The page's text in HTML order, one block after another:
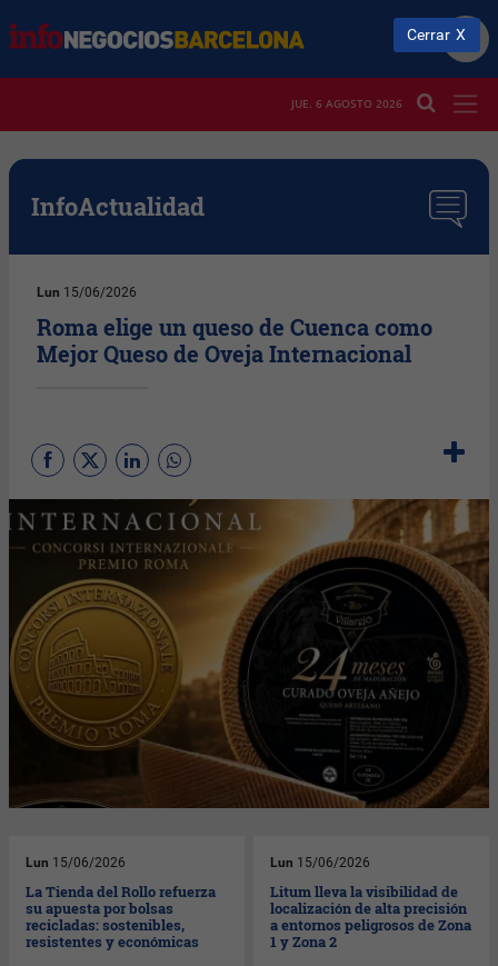
JUE. 6 AGOSTO 2026
InfoActualidad
Lun 15/06/2026
Roma elige un queso de Cuenca como
Mejor Queso de Oveja Internacional
Lun 15/06/2026
La Tienda del Rollo refuerza
su apuesta por bolsas
recicladas: sostenibles,
resistentes y económicas
Lun 15/06/2026
Litum lleva la visibilidad de
localización de alta precisión
a entornos peligrosos de Zona
1 y Zona 2
Cerrar